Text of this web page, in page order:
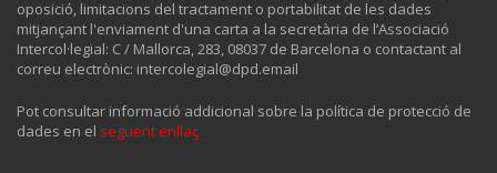
oposició, limitacions del tractament o portabilitat de les dades
mitjançant l'enviament d'una carta a la secretària de l’Associació
Intercol·legial: C / Mallorca, 283, 08037 de Barcelona o contactant al
correu electrònic: intercolegial@dpd.email
Pot consultar informació addicional sobre la política de protecció de
dades en el següent enllaç